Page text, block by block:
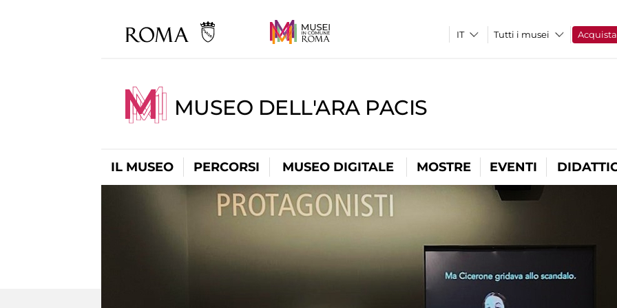
Tutti i musei Acquista
MUSEO DELL'ARA PACIS
IL MUSEO PERCORSI MUSEO DIGITALE MOSTRE EVENTI